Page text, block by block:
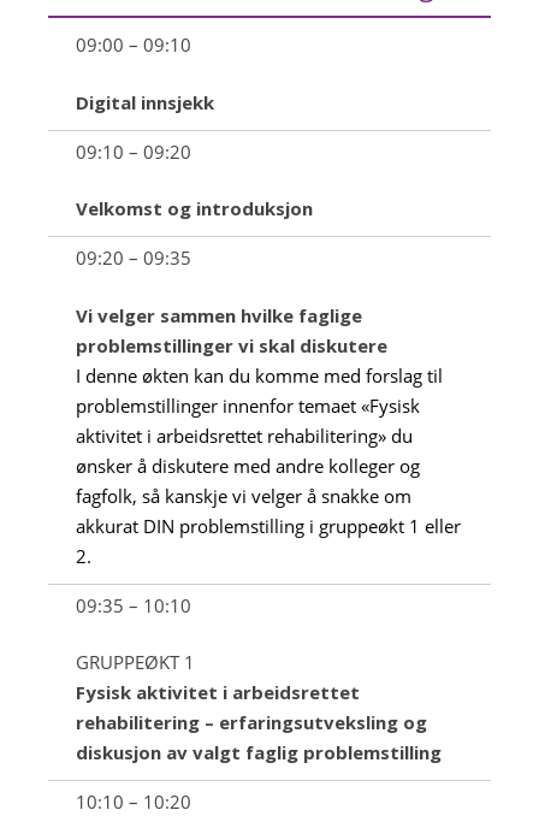
09:00 – 09:10
Digital innsjekk
09:10 – 09:20
Velkomst og introduksjon
09:20 – 09:35
Vi velger sammen hvilke faglige
problemstillinger vi skal diskutere
I denne økten kan du komme med forslag til
problemstillinger innenfor temaet «Fysisk
aktivitet i arbeidsrettet rehabilitering» du
ønsker å diskutere med andre kolleger og
fagfolk, så kanskje vi velger å snakke om
akkurat DIN problemstilling i gruppeøkt 1 eller
2.
09:35 – 10:10
GRUPPEØKT 1
Fysisk aktivitet i arbeidsrettet
rehabilitering – erfaringsutveksling og
diskusjon av valgt faglig problemstilling
10:10 – 10:20